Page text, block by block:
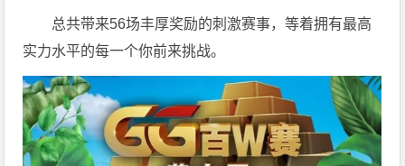
总共带来56场丰厚奖励的刺激赛事，等着拥有最高
实力水平的每一个你前来挑战。